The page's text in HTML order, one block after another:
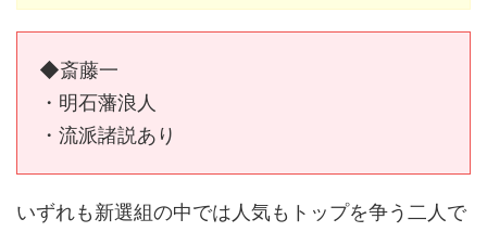
◆斎藤一
・明石藩浪人
・流派諸説あり
いずれも新選組の中では人気もトップを争う二人で